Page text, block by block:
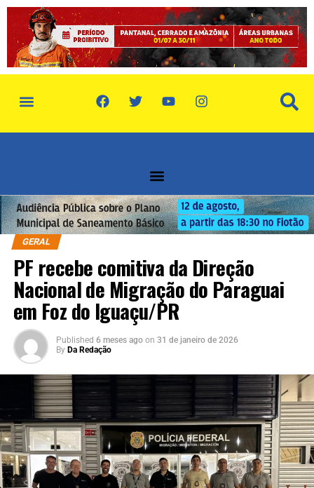
GERAL
PF recebe comitiva da Direção
Nacional de Migração do Paraguai
em Foz do Iguaçu/PR
Published 6 meses ago on 31 de janeiro de 2026
By Da Redação